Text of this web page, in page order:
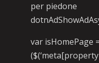
per piedone
var isHomePage =